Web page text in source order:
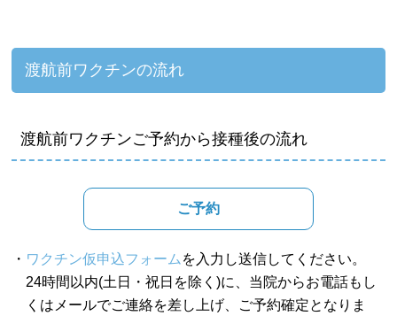
渡航前ワクチンの流れ
渡航前ワクチンご予約から接種後の流れ
ご予約
・ ワクチン仮申込フォーム を入力し送信してください。
24時間以内(土日・祝日を除く)に、当院からお電話もし
くはメールでご連絡を差し上げ、ご予約確定となりま